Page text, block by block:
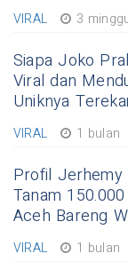
VIRAL 3
Siapa Joko
Viral dan
Uniknya
VIRAL 1 bulan
Profil Jerhemy
Tanam
Aceh Bareng
VIRAL 1 bulan